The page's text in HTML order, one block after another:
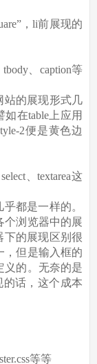
，li前展现的
、caption等
的展现形式几
在table上应用
2便是黄色边
、textarea这
都是一样的。
个浏览器中的展
下的展现区别很
，但是输入框的
义的。无奈的是
的话，这个成本
等等